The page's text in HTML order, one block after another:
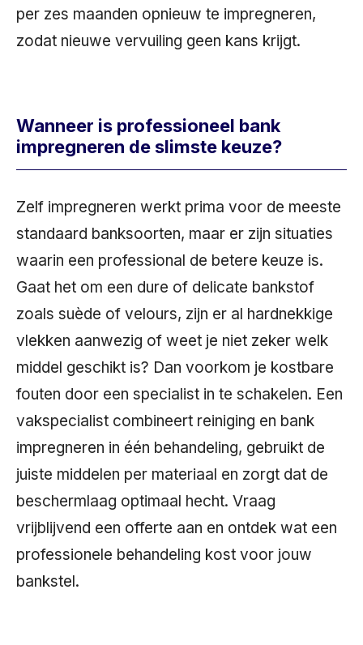
per zes maanden opnieuw te impregneren,
zodat nieuwe vervuiling geen kans krijgt.
Wanneer is professioneel bank
impregneren de slimste keuze?
Zelf impregneren werkt prima voor de meeste
standaard banksoorten, maar er zijn situaties
waarin een professional de betere keuze is.
Gaat het om een dure of delicate bankstof
zoals suède of velours, zijn er al hardnekkige
vlekken aanwezig of weet je niet zeker welk
middel geschikt is? Dan voorkom je kostbare
fouten door een specialist in te schakelen. Een
vakspecialist combineert reiniging en bank
impregneren in één behandeling, gebruikt de
juiste middelen per materiaal en zorgt dat de
beschermlaag optimaal hecht. Vraag
vrijblijvend een offerte aan en ontdek wat een
professionele behandeling kost voor jouw
bankstel.